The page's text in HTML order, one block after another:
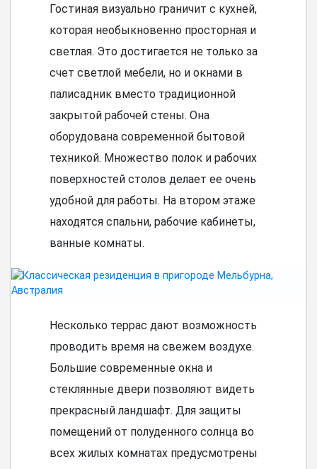
Гостиная визуально граничит с кухней,
которая необыкновенно просторная и
светлая. Это достигается не только за
счет светлой мебели, но и окнами в
палисадник вместо традиционной
закрытой рабочей стены. Она
оборудована современной бытовой
техникой. Множество полок и рабочих
поверхностей столов делает ее очень
удобной для работы. На втором этаже
находятся спальни, рабочие кабинеты,
ванные комнаты.
Несколько террас дают возможность
проводить время на свежем воздухе.
Большие современные окна и
стеклянные двери позволяют видеть
прекрасный ландшафт. Для защиты
помещений от полуденного солнца во
всех жилых комнатах предусмотрены